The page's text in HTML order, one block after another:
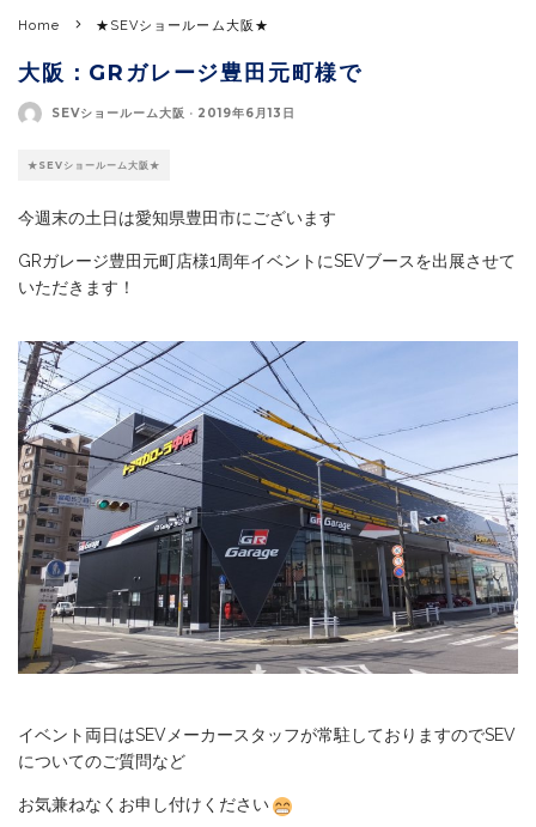
Home ★SEVショールーム大阪★
大阪：GRガレージ豊田元町様で
SEVショールーム大阪 · 2019年6月13日
★SEVショールーム大阪★
今週末の土日は愛知県豊田市にございます
GRガレージ豊田元町店様1周年イベントにSEVブースを出展させて
いただきます！
イベント両日はSEVメーカースタッフが常駐しておりますのでSEV
についてのご質問など
お気兼ねなくお申し付けください